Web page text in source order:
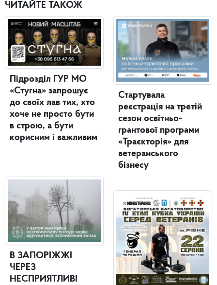
ЧИТАЙТЕ ТАКОЖ
Підрозділ ГУР МО
«Стугна» запрошує
до своїх лав тих, хто
хоче не просто бути
в строю, а бути
корисним і важливим
В ЗАПОРІЖЖІ
ЧЕРЕЗ
НЕСПРИЯТЛИВІ
Стартувала
реєстрація на третій
сезон освітньо-
грантової програми
«Траєкторія» для
ветеранського
бізнесу